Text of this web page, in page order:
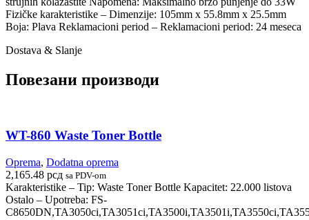
Fizičke karakteristike – Dimenzije: 105mm x 55.8mm x 25.5mm
Boja: Plava Reklamacioni period – Reklamacioni period: 24 meseca
Dostava & Slanje
Повезани производи
WT-860 Waste Toner Bottle
Oprema, Dodatna oprema
2,165.48 рсд sa PDV-om
Karakteristike – Tip: Waste Toner Bottle Kapacitet: 22.000 listova
Ostalo – Upotreba: FS-